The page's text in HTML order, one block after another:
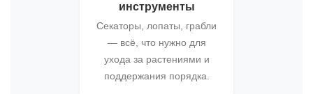
инструменты
Секаторы, лопаты, грабли
— всё, что нужно для
ухода за растениями и
поддержания порядка.